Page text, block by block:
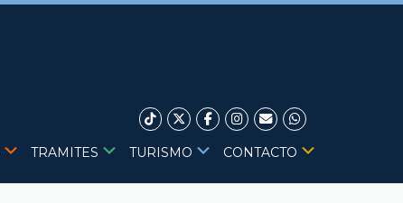
TRAMITES TURISMO CONTACTO